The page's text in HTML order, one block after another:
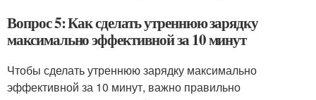
Вопрос 5: Как сделать утреннюю зарядку
максимально эффективной за 10 минут
Чтобы сделать утреннюю зарядку максимально
эффективной за 10 минут, важно правильно